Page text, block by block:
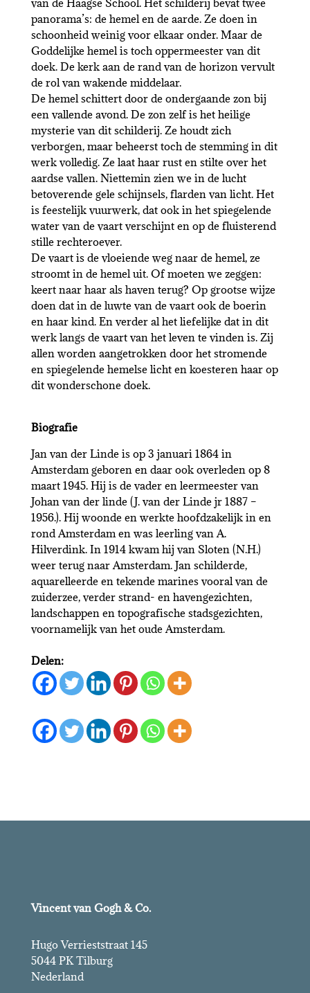
van de Haagse School. Het schilderij bevat twee
panorama’s: de hemel en de aarde. Ze doen in
schoonheid weinig voor elkaar onder. Maar de
Goddelijke hemel is toch oppermeester van dit
doek. De kerk aan de rand van de horizon vervult
de rol van wakende middelaar.
De hemel schittert door de ondergaande zon bij
een vallende avond. De zon zelf is het heilige
mysterie van dit schilderij. Ze houdt zich
verborgen, maar beheerst toch de stemming in dit
werk volledig. Ze laat haar rust en stilte over het
aardse vallen. Niettemin zien we in de lucht
betoverende gele schijnsels, flarden van licht. Het
is feestelijk vuurwerk, dat ook in het spiegelende
water van de vaart verschijnt en op de fluisterend
stille rechteroever.
De vaart is de vloeiende weg naar de hemel, ze
stroomt in de hemel uit. Of moeten we zeggen:
keert naar haar als haven terug? Op grootse wijze
doen dat in de luwte van de vaart ook de boerin
en haar kind. En verder al het liefelijke dat in dit
werk langs de vaart van het leven te vinden is. Zij
allen worden aangetrokken door het stromende
en spiegelende hemelse licht en koesteren haar op
dit wonderschone doek.
Biografie
Jan van der Linde is op 3 januari 1864 in
Amsterdam geboren en daar ook overleden op 8
maart 1945. Hij is de vader en leermeester van
Johan van der linde (J. van der Linde jr 1887 –
1956.). Hij woonde en werkte hoofdzakelijk in en
rond Amsterdam en was leerling van A.
Hilverdink. In 1914 kwam hij van Sloten (N.H.)
weer terug naar Amsterdam. Jan schilderde,
aquarelleerde en tekende marines vooral van de
zuiderzee, verder strand- en havengezichten,
landschappen en topografische stadsgezichten,
voornamelijk van het oude Amsterdam.
Delen:
Vincent van Gogh & Co.
Hugo Verrieststraat 145
5044 PK Tilburg
Nederland